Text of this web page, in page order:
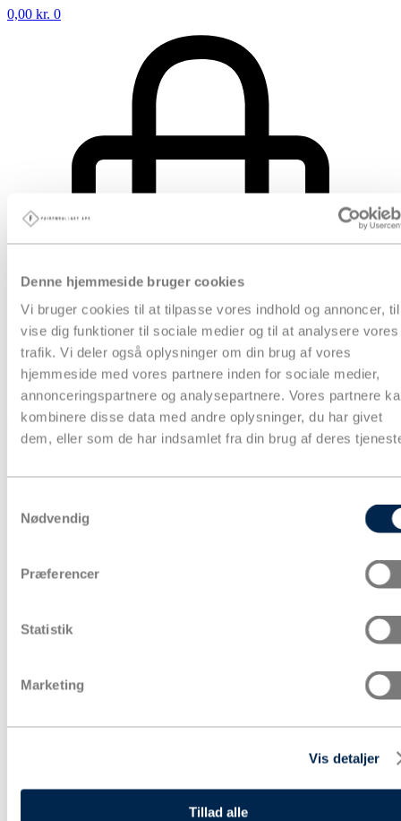
Denne hjemmeside bruger cookies
Vi bruger cookies til at tilpasse vores indhold og annoncer,
vise dig funktioner til sociale medier og til at analysere vores
trafik. Vi deler også oplysninger om din brug af vores
hjemmeside med vores partnere inden for sociale medier,
annonceringspartnere og analysepartnere. Vores partnere
kombinere disse data med andre oplysninger, du har givet
dem, eller som de har indsamlet fra din brug af deres
Nødvendig
Præferencer
Statistik
Marketing
Vis detaljer
Tillad alle
0,00 kr. 0
Kurv